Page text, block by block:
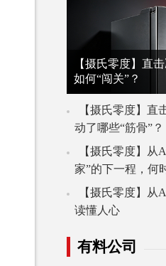
【摄氏零度】直
如何“闯关”？
【摄氏零度】直
动了哪些“筋骨”？
【摄氏零度】从
家”的下一程，何
【摄氏零度】从
读懂人心
有料公司